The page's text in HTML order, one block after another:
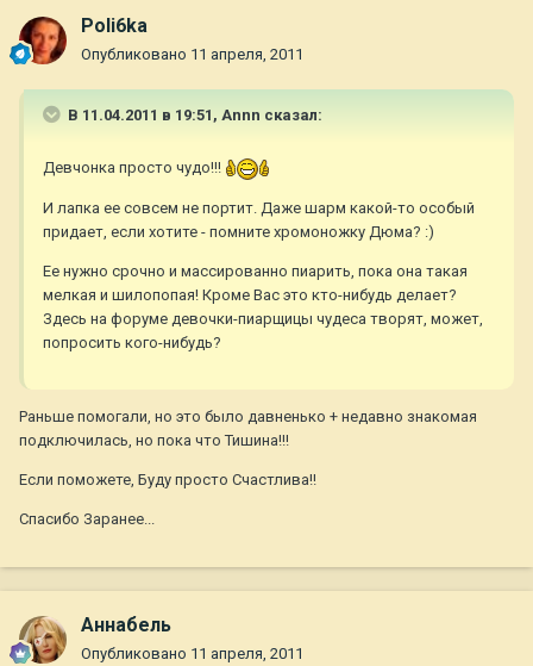
Poli6ka
Опубликовано 11 апреля, 2011
В 11.04.2011 в 19:51, Annn сказал:
Девчонка просто чудо!!!
И лапка ее совсем не портит. Даже шарм какой-то особый
придает, если хотите - помните хромоножку Дюма? :)
Ее нужно срочно и массированно пиарить, пока она такая
мелкая и шилопопая! Кроме Вас это кто-нибудь делает?
Здесь на форуме девочки-пиарщицы чудеса творят, может,
попросить кого-нибудь?
Раньше помогали, но это было давненько + недавно знакомая
подключилась, но пока что Тишина!!!
Если поможете, Буду просто Счастлива!!
Спасибо Заранее...
Aннaбель
Опубликовано 11 апреля, 2011